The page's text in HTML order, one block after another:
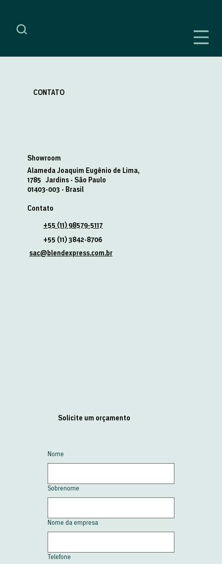
CONTATO
Showroom
Alameda Joaquim Eugênio de Lima,
1785 Jardins - São Paulo
01403-003 - Brasil
Contato
sac@blendexpress.com.br
+55 (11) 98579-5117
+55 (11) 3842-8706
Solicite um orçamento
Nome
Sobrenome
Nome da empresa
Telefone